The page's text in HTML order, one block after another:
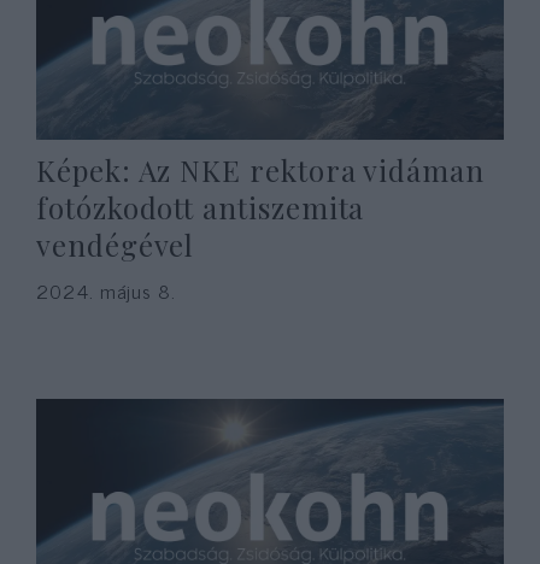
Képek: Az NKE rektora vidáman
fotózkodott antiszemita
vendégével
2024. május 8.